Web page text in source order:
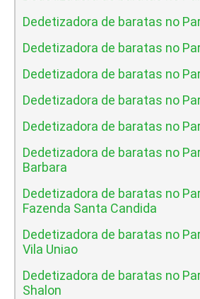
Dedetizadora de baratas no
Dedetizadora de baratas no
Dedetizadora de baratas no
Dedetizadora de baratas no
Dedetizadora de baratas no
Dedetizadora de baratas no
Barbara
Dedetizadora de baratas no
Fazenda Santa Candida
Dedetizadora de baratas no
Vila Uniao
Dedetizadora de baratas no
Shalon